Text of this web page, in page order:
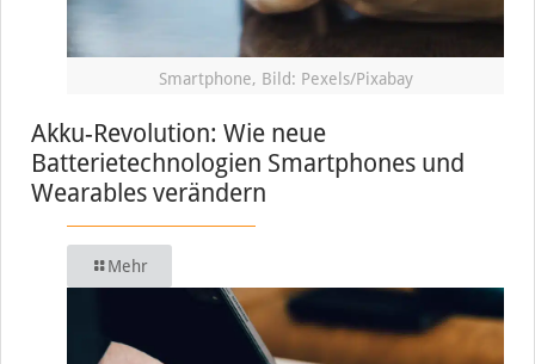
Smartphone, Bild: Pexels/Pixabay
Akku-Revolution: Wie neue
Batterietechnologien Smartphones und
Wearables verändern
Mehr